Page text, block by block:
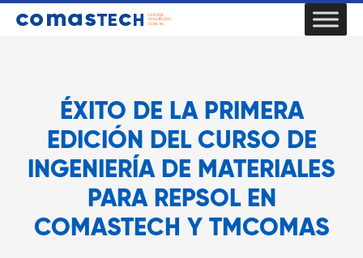
ÉXITO DE LA PRIMERA
EDICIÓN DEL CURSO DE
INGENIERÍA DE MATERIALES
PARA REPSOL EN
COMASTECH Y TMCOMAS